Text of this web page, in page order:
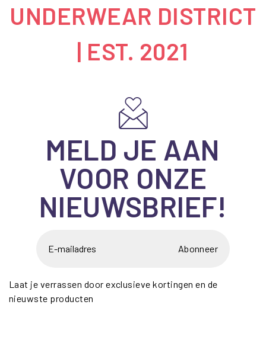
UNDERWEAR DISTRICT
| EST. 2021
MELD JE AAN
VOOR ONZE
NIEUWSBRIEF!
Abonneer
Laat je verrassen door exclusieve kortingen en de
nieuwste producten